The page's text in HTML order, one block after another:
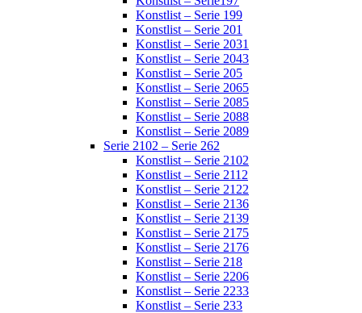
Konstlist – Serie 199
Konstlist – Serie 201
Konstlist – Serie 2031
Konstlist – Serie 2043
Konstlist – Serie 205
Konstlist – Serie 2065
Konstlist – Serie 2085
Konstlist – Serie 2088
Konstlist – Serie 2089
Serie 2102 – Serie 262
Konstlist – Serie 2102
Konstlist – Serie 2112
Konstlist – Serie 2122
Konstlist – Serie 2136
Konstlist – Serie 2139
Konstlist – Serie 2175
Konstlist – Serie 2176
Konstlist – Serie 218
Konstlist – Serie 2206
Konstlist – Serie 2233
Konstlist – Serie 233